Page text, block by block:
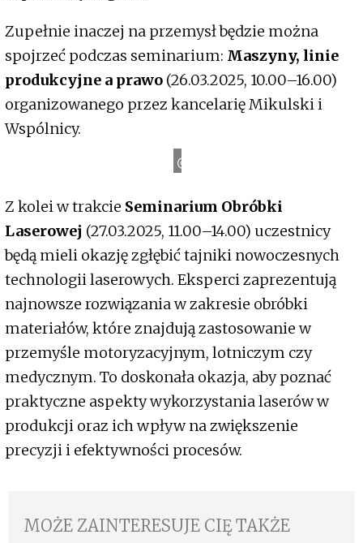
Zupełnie inaczej na przemysł będzie można
spojrzeć podczas seminarium: Maszyny, linie
produkcyjne a prawo (26.03.2025, 10.00–16.00)
organizowanego przez kancelarię Mikulski i
Wspólnicy.
Z kolei w trakcie Seminarium Obróbki
Laserowej (27.03.2025, 11.00–14.00) uczestnicy
będą mieli okazję zgłębić tajniki nowoczesnych
technologii laserowych. Eksperci zaprezentują
najnowsze rozwiązania w zakresie obróbki
materiałów, które znajdują zastosowanie w
przemyśle motoryzacyjnym, lotniczym czy
medycznym. To doskonała okazja, aby poznać
praktyczne aspekty wykorzystania laserów w
produkcji oraz ich wpływ na zwiększenie
precyzji i efektywności procesów.
MOŻE ZAINTERESUJE CIĘ TAKŻE